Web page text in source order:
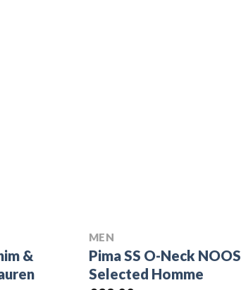
&
MEN
Pima SS O-Neck NOOS
Selected Homme